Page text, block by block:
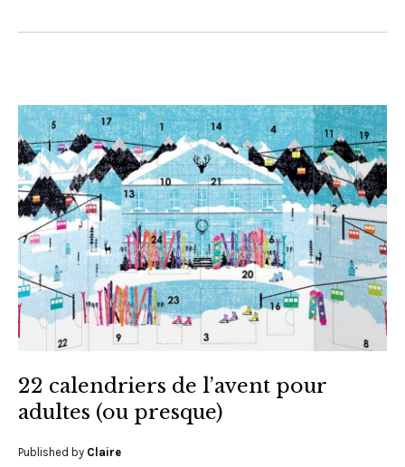
22 calendriers de l’avent pour
adultes (ou presque)
Published by Claire